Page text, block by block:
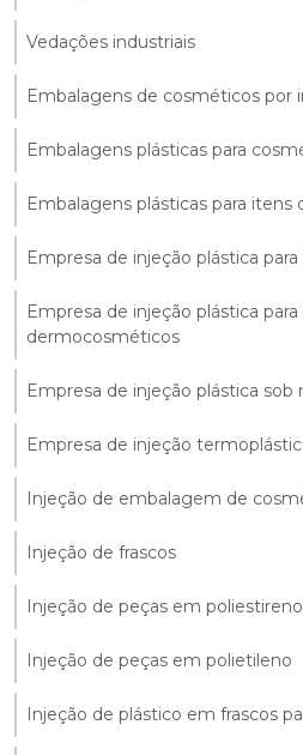
Vedações industriais
Embalagens de cosméticos por
Embalagens plásticas para
Embalagens plásticas para itens
Empresa de injeção plástica
Empresa de injeção plástica para
dermocosméticos
Empresa de injeção plástica sob
Empresa de injeção
Injeção de embalagem de
Injeção de frascos
Injeção de peças em poliestireno
Injeção de peças em polietileno
Injeção de plástico em frascos